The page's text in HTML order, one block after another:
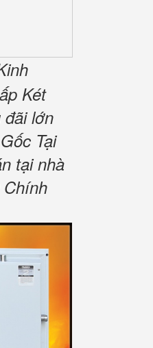
Két
đãi lớn
Tại
tại nhà
Chính